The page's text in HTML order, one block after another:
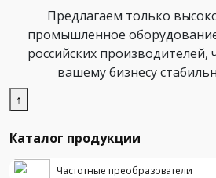
Предлагаем только
промышленное
российских производителей,
вашему бизнесу
↑
Каталог продукции
Частотные преобразователи